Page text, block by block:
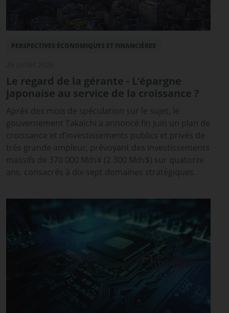
PERSPECTIVES ÉCONOMIQUES ET FINANCIÈRES
Le regard de la gérante - L’épargne
japonaise au service de la croissance ?
Après des mois de spéculation sur le sujet, le
gouvernement Takaichi a annoncé fin juin un plan de
croissance et d’investissements publics et privés de
très grande ampleur, prévoyant des investissements
massifs de 370 000 Mds¥ (2 300 Mds$) sur quatorze
ans, consacrés à dix-sept domaines stratégiques.